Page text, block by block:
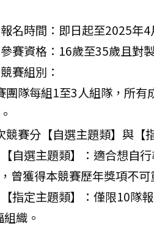
時間：即日起至2025年4
資格：16歲至35歲且對製
組別：
團隊每組1至3人組隊，所
競賽分【自選主題類】與【
選主題類】：適合想自行
曾獲得本競賽歷年獎項不可
定主題類】：僅限10隊報
織。